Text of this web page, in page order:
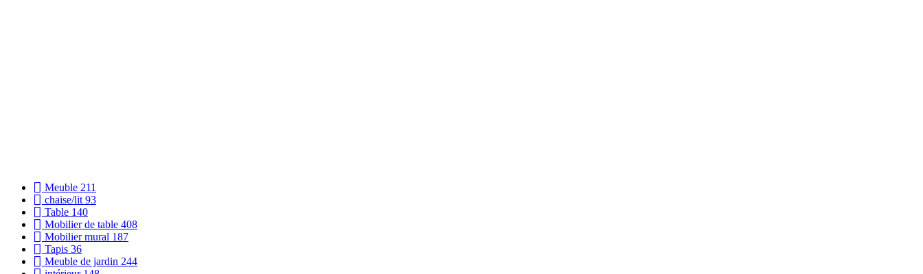
Meuble 211
chaise/lit 93
Table 140
Mobilier de table 408
Mobilier mural 187
Tapis 36
Meuble de jardin 244